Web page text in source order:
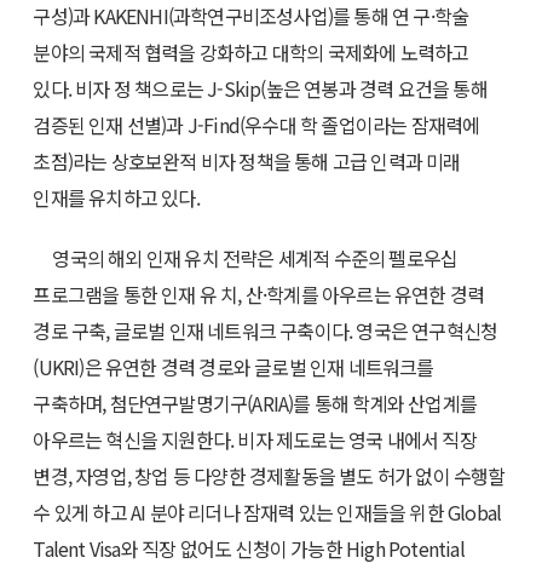
구성)과 KAKENHI(과학연구비조성사업)를 통해 연 구·학술
분야의 국제적 협력을 강화하고 대학의 국제화에 노력하고
있다. 비자 정 책으로는 J-Skip(높은 연봉과 경력 요건을 통해
검증된 인재 선별)과 J-Find(우수대 학 졸업이라는 잠재력에
초점)라는 상호보완적 비자 정책을 통해 고급 인력과 미래
인재를 유치하고 있다.
영국의 해외 인재 유치 전략은 세계적 수준의 펠로우십
프로그램을 통한 인재 유 치, 산·학계를 아우르는 유연한 경력
경로 구축, 글로벌 인재 네트워크 구축이다. 영국은 연구혁신청
(UKRI)은 유연한 경력 경로와 글로벌 인재 네트워크를
구축하며, 첨단연구발명기구(ARIA)를 통해 학계와 산업계를
아우르는 혁신을 지원한다. 비자 제도로는 영국 내에서 직장
변경, 자영업, 창업 등 다양한 경제활동을 별도 허가 없이 수행할
수 있게 하고 AI 분야 리더나 잠재력 있는 인재들을 위한 Global
Talent Visa와 직장 없어도 신청이 가능한 High Potential